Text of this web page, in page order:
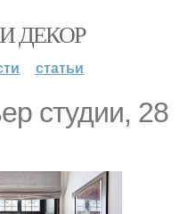
ДЕКОР
статьи
студии, 28